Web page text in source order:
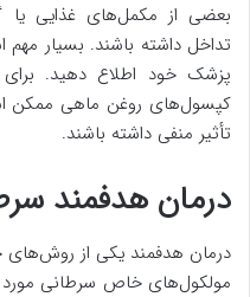
بعضی از مکمل‌های غذایی
تداخل داشته باشند. بسیار
پزشک خود اطلاع دهید.
کپسول‌های روغن ماهی ممکن
تأثیر منفی داشته باشند.
درمان هدفمند
درمان هدفمند یکی از روش‌های
مولکول‌های خاص سرطانی مورد